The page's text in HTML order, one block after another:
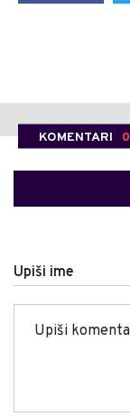
KOMENTARI 0
Upiši ime